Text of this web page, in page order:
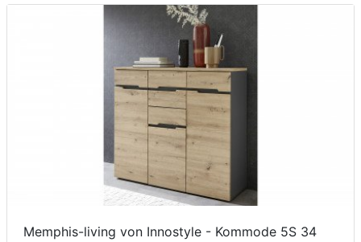
Memphis-living von Innostyle - Kommode 5S 34